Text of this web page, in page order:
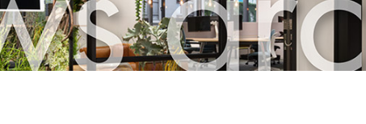
ヘルスケアサービス
支援
アクセス